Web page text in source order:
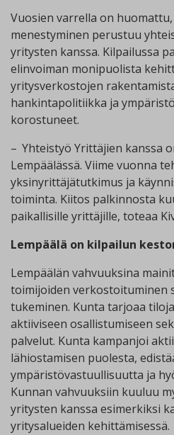
Vuosien varrella on
menestyminen perustuu
yritysten kanssa. Kilpailussa
elinvoiman monipuolista
yritysverkostojen
hankintapolitiikka ja
korostuneet.
– Yhteistyö Yrittäjien kanssa
Lempäälässä. Viime vuonna
yksinyrittäjätutkimus ja
toiminta. Kiitos palkinnosta
paikallisille yrittäjille, toteaa
Lempäälä on kilpailun
Lempäälän vahvuuksina
toimijoiden verkostoituminen
tukeminen. Kunta tarjoaa
aktiiviseen osallistumiseen
palvelut. Kunta kampanjoi
lähiostamisen puolesta,
ympäristövastuullisuutta ja
Kunnan vahvuuksiin kuuluu
yritysten kanssa esimerkiksi
yritysalueiden kehittämisessä.